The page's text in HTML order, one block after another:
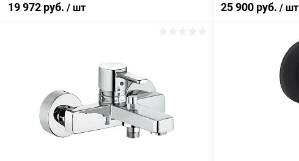
19 972 руб. / шт
Купить в 1 клик Сравнение
В избранное Под заказ
25 900 руб. / шт
Купить в 1 клик